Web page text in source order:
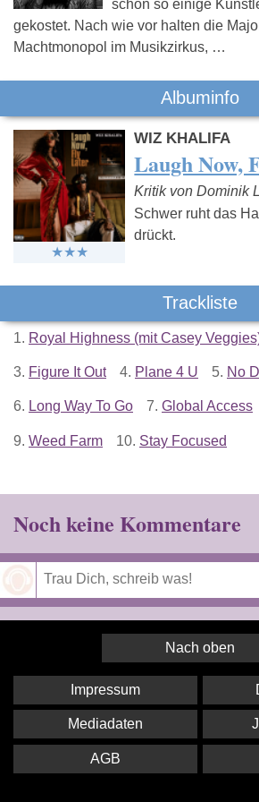
schon so einige
gekostet. Nach wie vor halten die
Machtmonopol im Musikzirkus, …
Albuminfo
WIZ KHALIFA
Laugh Now,
Kritik von Dominik
Schwer ruht das
drückt.
Trackliste
1. Royal Highness (mit Casey
3. Figure It Out 4. Plane 4 U 5. No
6. Long Way To Go 7. Global Access
9. Weed Farm 10. Stay Focused
Noch keine Kommentare
Nach oben
Impressum
Mediadaten
AGB